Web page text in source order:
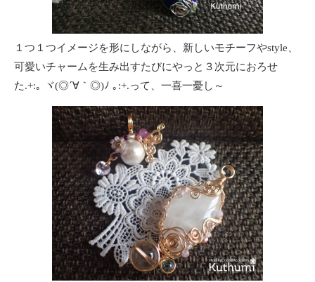
１つ１つイメージを形にしながら、新しいモチーフやstyle、
可愛いチャームを生み出すたびにやっと３次元におろせ
た.+:｡ ヾ(◎´∀｀◎)ﾉ ｡:+.って、一喜一憂し～